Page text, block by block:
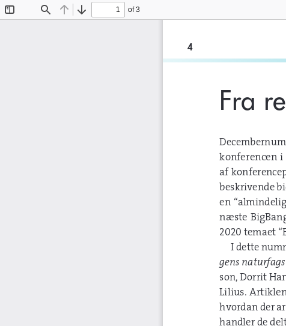
Find Previous
Next
of 3
4
Fra
konferencen
af
beskrivende
en
næste
2020 temaet
I dette
gens
son, Dorrit
Lilius.
hvordan der
handler de